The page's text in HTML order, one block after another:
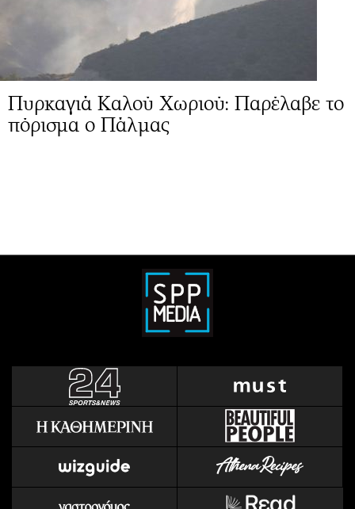
Πυρκαγιά Καλού Χωριού: Παρέλαβε το
πόρισμα ο Πάλμας